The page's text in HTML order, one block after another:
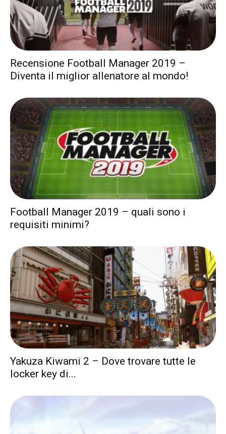
Recensione Football Manager 2019 –
Diventa il miglior allenatore al mondo!
Football Manager 2019 – quali sono i
requisiti minimi?
Yakuza Kiwami 2 – Dove trovare tutte le
locker key di...